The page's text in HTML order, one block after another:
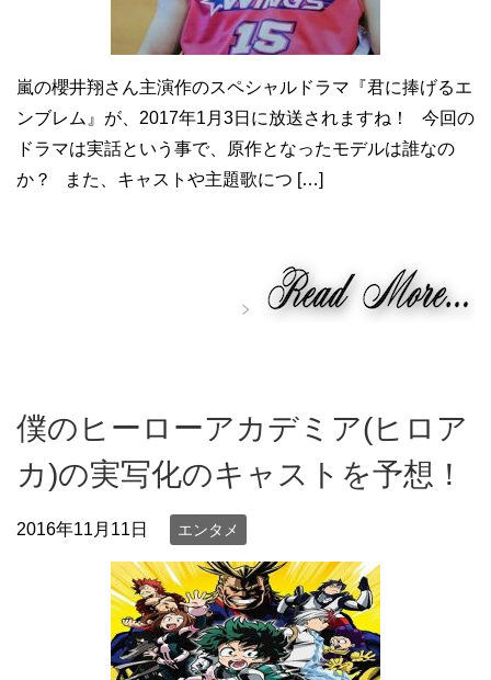
嵐の櫻井翔さん主演作のスペシャルドラマ『君に捧げるエ
ンブレム』が、2017年1月3日に放送されますね！ 今回の
ドラマは実話という事で、原作となったモデルは誰なの
か？ また、キャストや主題歌につ […]
僕のヒーローアカデミア(ヒロア
カ)の実写化のキャストを予想！
2016年11月11日 エンタメ